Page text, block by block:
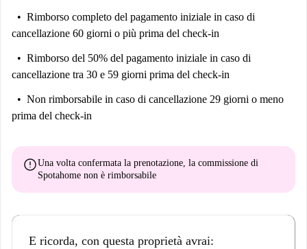
Rimborso completo del pagamento iniziale in caso di
cancellazione 60 giorni o più prima del check-in
Rimborso del 50% del pagamento iniziale in caso di
cancellazione tra 30 e 59 giorni prima del check-in
Non rimborsabile in caso di cancellazione 29 giorni o meno
prima del check-in
errorUna volta confermata la prenotazione, la commissione di
Spotahome non è rimborsabile
E ricorda, con questa proprietà avrai: